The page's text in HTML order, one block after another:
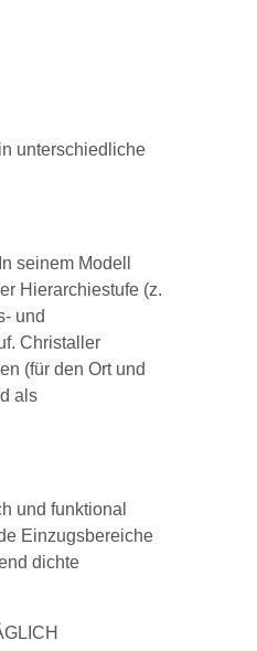
unterschiedliche
seinem Modell
Hierarchiestufe (z.
und
Christaller
(für den Ort und
als
und funktional
Einzugsbereiche
dichte